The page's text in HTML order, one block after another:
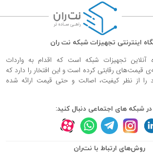
اینترنتی تجهیزات شبکه نت ران
آنلاین تجهیزات شبکه است که اقدام به واردات
قیمت‌های رقابتی کرده است و این افتخار را دارد که
از نظر کیفیت، اصالت و حتی قیمت ارائه شده
در شبکه های اجتماعی دنبال کنید:
روش‌های ارتباط با نت‌ران